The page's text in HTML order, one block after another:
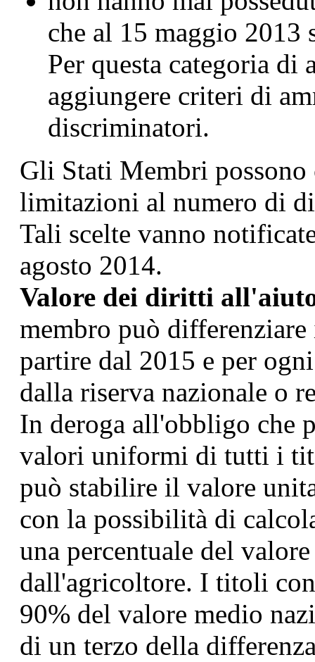
che al 15 maggio
Per questa categoria
aggiungere criteri di
discriminatori.
Gli Stati Membri possono
limitazioni al numero di
Tali scelte vanno
agosto 2014.
Valore dei diritti
membro può
partire dal 2015 e per
dalla riserva nazionale o
In deroga all'obbligo che
valori uniformi di tutti i
può stabilire il valore
con la possibilità di
una percentuale del
dall'agricoltore. I titoli
90% del valore medio
di un terzo della